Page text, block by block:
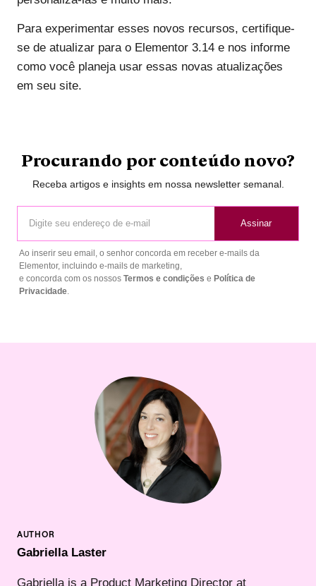
Para experimentar esses novos recursos, certifique-
se de atualizar para o Elementor 3.14 e nos informe
como você planeja usar essas novas atualizações
em seu site.
Procurando por conteúdo novo?
Receba artigos e insights em nossa newsletter semanal.
Assinar
Ao inserir seu email, o senhor concorda em receber e-mails da
Elementor, incluindo e-mails de marketing,
e concorda com os nossos Termos e condições e Política de
Privacidade
Gabriella Laster
Gabriella is a Product Marketing Director at